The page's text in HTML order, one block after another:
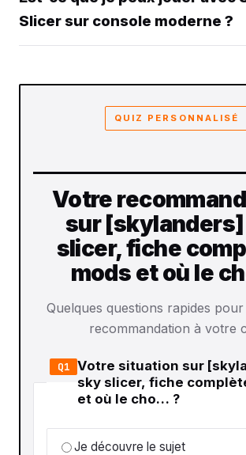
Slicer sur console moderne ?
QUIZ PERSONNALISÉ
Votre
sur
slicer, fiche
mods et où le
Quelques questions rapides
recommandation à votre
Q1 Votre situation sur
sky slicer, fiche
et où le cho… ?
Je découvre le sujet